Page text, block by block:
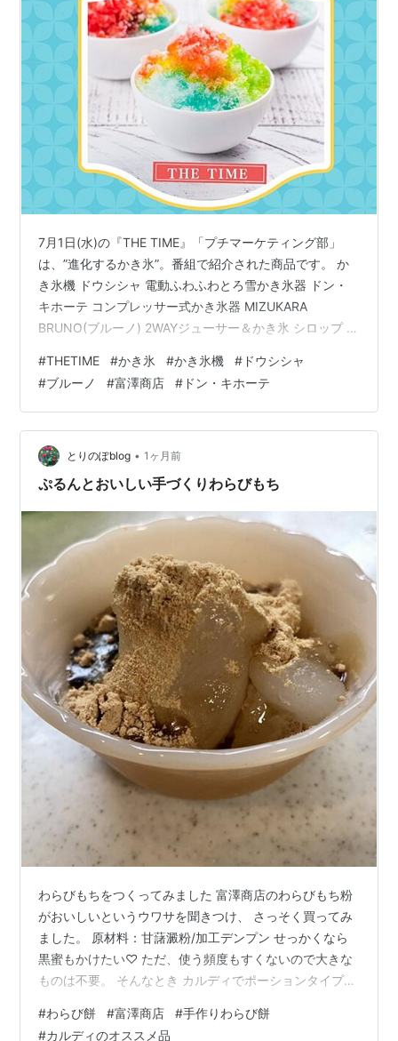
7月1日(水)の『THE TIME』「プチマーケティング部」
は、”進化するかき氷”。番組で紹介された商品です。 か
き氷機 ドウシシャ 電動ふわふわとろ雪かき氷器 ドン・
キホーテ コンプレッサー式かき氷器 MIZUKARA
BRUNO(ブルーノ) 2WAYジューサー＆かき氷 シロップ 富
のかき氷シロップ 氷やさんちの削氷〔けずりひ〕 生シロ
ップ かき氷機 自宅で専門店級のかき氷が作れる！ ドウ
シシャ 電動ふわふわとろ雪かき氷器 ◆お店で食べるよう
なふわふわなかき氷を自宅で再現水だけでできた氷とジ
ュース等を凍らせた甘い氷、冷凍フルーツを削ること…
#THETIME #かき氷 #かき氷機 # ドウシシャ
#ブルーノ #富澤商店 # ドン・キホーテ
とりのぽblog • 1ヶ月前
ぷるんとおいしい手づくりわらびもち
わらびもちをつくってみました 富澤商店のわらびもち粉
がおいしいというウワサを聞きつけ、 さっそく買ってみ
ました。 原材料：甘藷澱粉/加工デンプン せっかくなら
黒蜜もかけたい♡ ただ、使う頻度もすくないので大きな
ものは不要。 そんなとき カルディでポーションタイプの
KALDIの黒糖みつ、おすすめです！ わらびもち粉は砂糖
#わらび餅 #富澤商店 #手作りわらび餅
#カルディのオススメ品